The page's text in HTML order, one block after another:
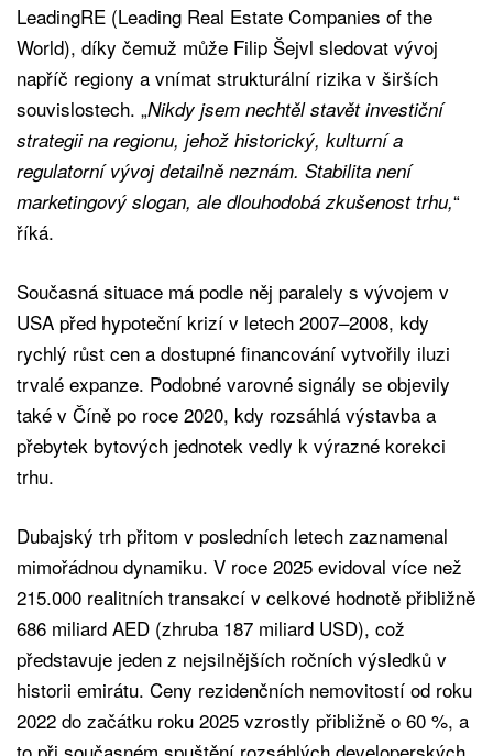
LeadingRE (Leading Real Estate Companies of the
World), díky čemuž může Filip Šejvl sledovat vývoj
napříč regiony a vnímat strukturální rizika v širších
souvislostech. „Nikdy jsem nechtěl stavět investiční
strategii na regionu, jehož historický, kulturní a
regulatorní vývoj detailně neznám. Stabilita není
marketingový slogan, ale dlouhodobá zkušenost trhu,“
říká.
Současná situace má podle něj paralely s vývojem v
USA před hypoteční krizí v letech 2007–2008, kdy
rychlý růst cen a dostupné financování vytvořily iluzi
trvalé expanze. Podobné varovné signály se objevily
také v Číně po roce 2020, kdy rozsáhlá výstavba a
přebytek bytových jednotek vedly k výrazné korekci
trhu.
Dubajský trh přitom v posledních letech zaznamenal
mimořádnou dynamiku. V roce 2025 evidoval více než
215.000 realitních transakcí v celkové hodnotě přibližně
686 miliard AED (zhruba 187 miliard USD), což
představuje jeden z nejsilnějších ročních výsledků v
historii emirátu. Ceny rezidenčních nemovitostí od roku
2022 do začátku roku 2025 vzrostly přibližně o 60 %, a